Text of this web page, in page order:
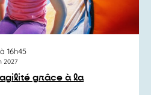
16h45
2027
grâce à la